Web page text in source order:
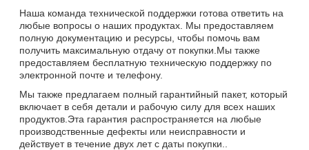
Наша команда технической поддержки готова ответить на
любые вопросы о наших продуктах. Мы предоставляем
полную документацию и ресурсы, чтобы помочь вам
получить максимальную отдачу от покупки.Мы также
предоставляем бесплатную техническую поддержку по
электронной почте и телефону.
Мы также предлагаем полный гарантийный пакет, который
включает в себя детали и рабочую силу для всех наших
продуктов.Эта гарантия распространяется на любые
производственные дефекты или неисправности и
действует в течение двух лет с даты покупки..